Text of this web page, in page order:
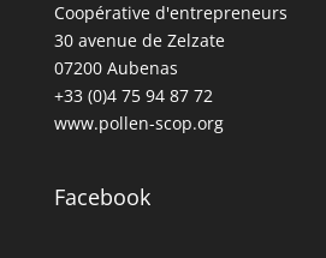
Coopérative d'entrepreneurs
30 avenue de Zelzate
07200 Aubenas
+33 (0)4 75 94 87 72
www.pollen-scop.org
Facebook